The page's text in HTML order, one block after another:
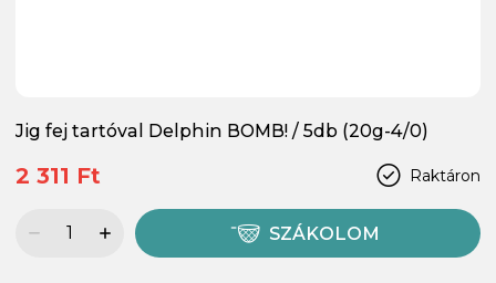
Jig fej tartóval Delphin BOMB! / 5db (20g-4/0)
Raktáron
2 311 Ft
SZÁKOLOM